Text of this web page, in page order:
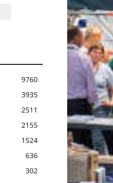
9760
3935
2511
2155
1524
636
302